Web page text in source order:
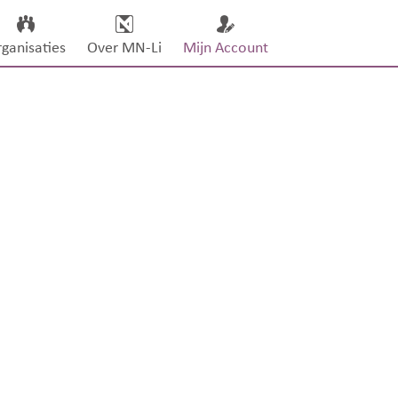
Over MN-Li Mijn Account